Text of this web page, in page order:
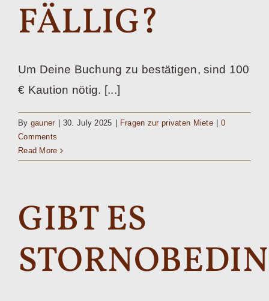
Kontakt
FÄLLIG?
Um Deine Buchung zu bestätigen, sind 100
€ Kaution nötig. [...]
By gauner 30. July 2025 Fragen zur privaten Miete
0
Comments
Read More
GIBT ES